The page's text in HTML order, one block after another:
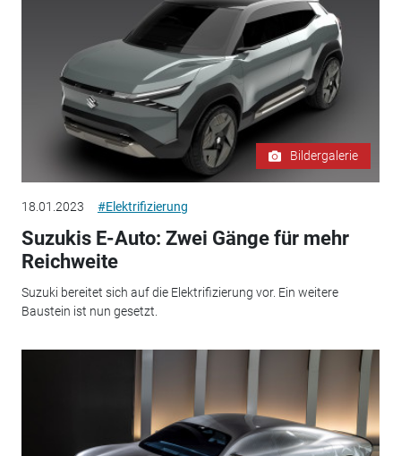
Bildergalerie
18.01.2023 #Elektrifizierung
Suzukis E-Auto: Zwei Gänge für mehr
Reichweite
Suzuki bereitet sich auf die Elektrifizierung vor. Ein weitere
Baustein ist nun gesetzt.